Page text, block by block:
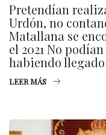
Pretendían
Urdón, no
Matallana se
el 2021 No
habiendo
LEER MÁS